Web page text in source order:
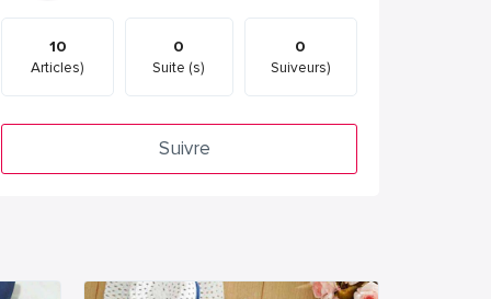
10
Articles)
0
Suite (s)
0
Suiveurs)
Suivre